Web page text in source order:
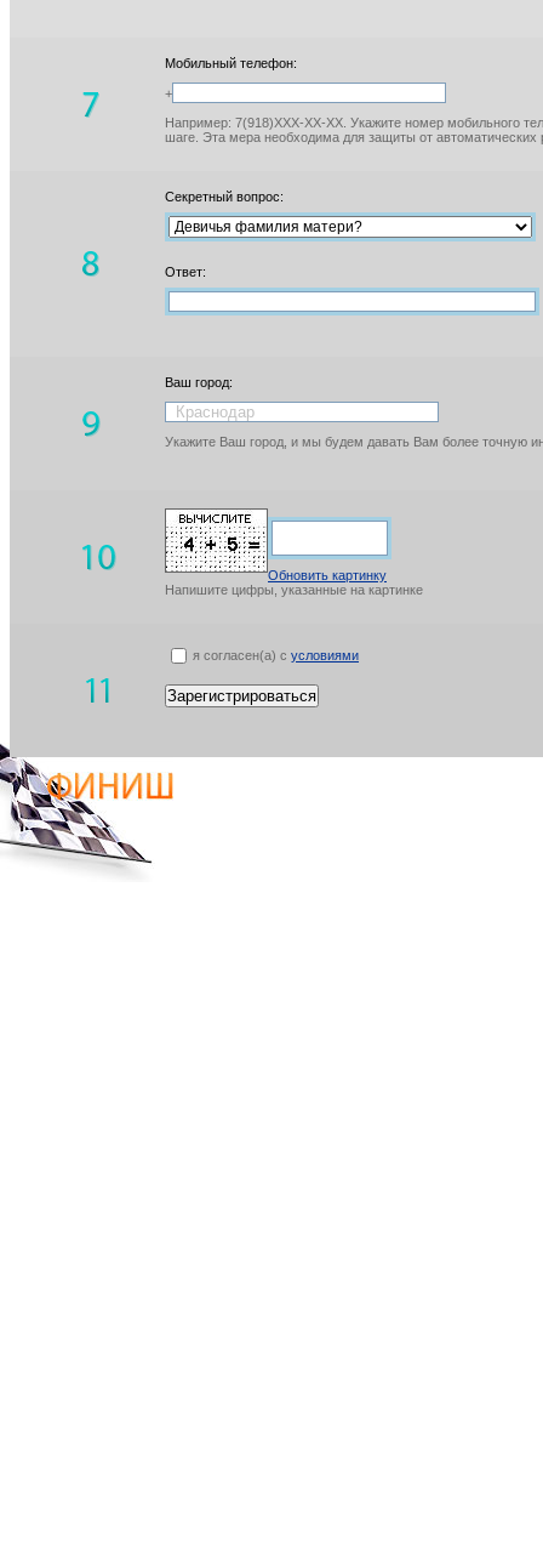
Мобильный телефон:
+
Например: 7(918)XXX-XX-XX. Укажите номер мобильного
шаге. Эта мера необходима для защиты от автоматических
Секретный вопрос:
Ответ:
Ваш город:
Укажите Ваш город, и мы будем давать Вам более точную
Обновить картинку
Напишите цифры, указанные на картинке
я согласен(а) с условиями
Зарегистрироваться